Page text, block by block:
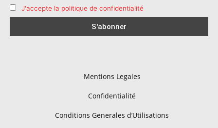
J'accepte la politique de confidentialité
Mentions Legales
Confidentialité
Conditions Generales d’Utilisations